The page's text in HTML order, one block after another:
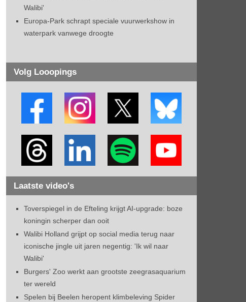
Walibi'
Europa-Park schrapt speciale vuurwerkshow in
waterpark vanwege droogte
Volg Looopings
Laatste video's
Toverspiegel in de Efteling krijgt AI-upgrade: boze
koningin scherper dan ooit
Walibi Holland grijpt op social media terug naar
iconische jingle uit jaren negentig: 'Ik wil naar
Walibi'
Burgers' Zoo werkt aan grootste zeegrasaquarium
ter wereld
Spelen bij Beelen heropent klimbeleving Spider